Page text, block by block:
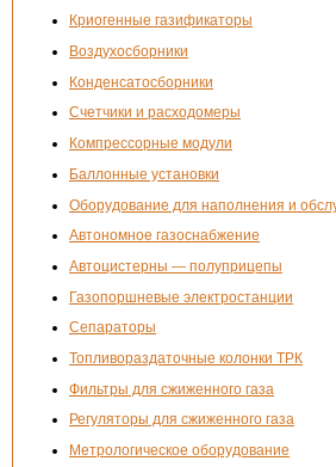
Криогенные газификаторы
Воздухосборники
Конденсатосборники
Счетчики и расходомеры
Компрессорные модули
Баллонные установки
Оборудование для наполнения и
Автономное газоснабжение
Автоцистерны — полуприцепы
Газопоршневые электростанции
Сепараторы
Топливораздаточные колонки ТРК
Фильтры для сжиженного газа
Регуляторы для сжиженного газа
Метрологическое оборудование